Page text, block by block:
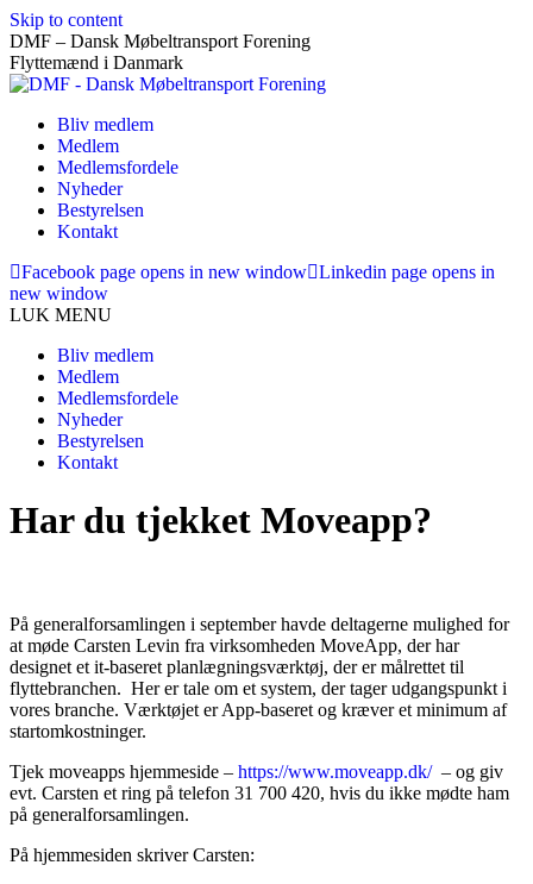
Skip to content
DMF – Dansk Møbeltransport Forening
Flyttemænd i Danmark
Bliv medlem
Medlem
Medlemsfordele
Nyheder
Bestyrelsen
Kontakt
Facebook page opens in new window Linkedin page opens in
new window
LUK MENU
Bliv medlem
Medlem
Medlemsfordele
Nyheder
Bestyrelsen
Kontakt
Har du tjekket Moveapp?
På generalforsamlingen i september havde deltagerne mulighed for
at møde Carsten Levin fra virksomheden MoveApp, der har
designet et it-baseret planlægningsværktøj, der er målrettet til
flyttebranchen. Her er tale om et system, der tager udgangspunkt i
vores branche. Værktøjet er App-baseret og kræver et minimum af
startomkostninger.
Tjek moveapps hjemmeside – https://www.moveapp.dk/– og giv
evt. Carsten et ring på telefon 31 700 420, hvis du ikke mødte ham
på generalforsamlingen.
På hjemmesiden skriver Carsten: